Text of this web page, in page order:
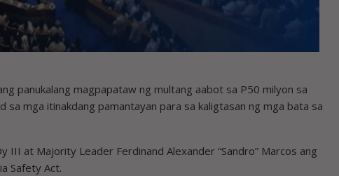
panukalang magpapataw ng multang aabot sa P50 milyon sa
sa mga itinakdang pamantayan para sa kaligtasan ng mga bata sa
III at Majority Leader Ferdinand Alexander “Sandro” Marcos ang
Safety Act.